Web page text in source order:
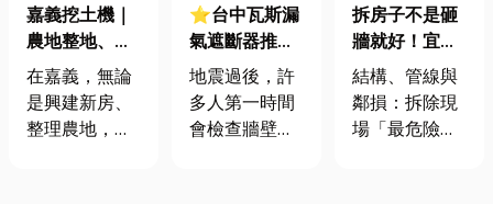
嘉義挖土機｜
農地整地、基
地開挖、土方
清運
在嘉義，無論
是興建新房、
整理農地，還
⭐台中瓦斯漏
氣遮斷器推薦
廠商在這！地
震氣爆怎麼
防？警報器與
地震過後，許
多人第一時間
會檢查牆壁裂
拆房子不是砸
牆就好！宜蘭
裝潢拆除、水
泥切割施工前
必看的避坑指
結構、管線與
鄰損：拆除現
場「最危險的